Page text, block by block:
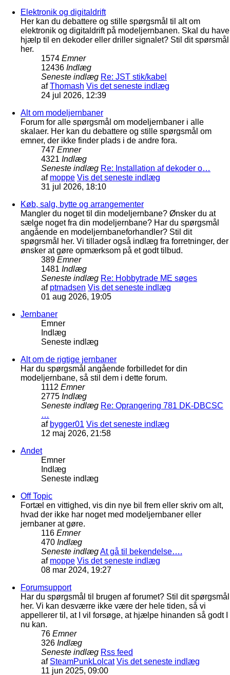
Elektronik og digitaldrift
Her kan du debattere og stille spørgsmål til alt om
elektronik og digitaldrift på modeljernbanen. Skal du have
hjælp til en dekoder eller driller signalet? Stil dit spørsmål
her.
1574 Emner
12436 Indlæg
Seneste indlæg Re: JST stik/kabel
afThomash Vis det seneste indlæg
24 jul 2026, 12:39
Alt om modeljernbaner
Forum for alle spørgsmål om modeljernbaner i alle
skalaer. Her kan du debattere og stille spørgsmål om
emner, der ikke finder plads i de andre fora.
747 Emner
4321 Indlæg
Seneste indlæg Re: Installation af dekoder o…
af moppe Vis det seneste indlæg
31 jul 2026, 18:10
Køb, salg, bytte og arrangementer
Mangler du noget til din modeljernbane? Ønsker du at
sælge noget fra din modeljernbane? Har du spørgsmål
angående en modeljernbaneforhandler? Stil dit
spøgrsmål her. Vi tillader også indlæg fra forretninger, der
ønsker at gøre opmærksom på et godt tilbud.
389 Emner
1481 Indlæg
Seneste indlæg Re: Hobbytrade ME søges
af ptmadsen Vis det seneste indlæg
01 aug 2026, 19:05
Jernbaner
Emner
Indlæg
Seneste indlæg
Alt om de rigtige jernbaner
Har du spørgsmål angående forbilledet for din
modeljernbane, så stil dem i dette forum.
1112 Emner
2775 Indlæg
Seneste indlæg Re: Oprangering 781 DK-DBCSC
…
af bygger01 Vis det seneste indlæg
12 maj 2026, 21:58
Andet
Emner
Indlæg
Seneste indlæg
Off Topic
Fortæl en vittighed, vis din nye bil frem eller skriv om alt,
hvad der ikke har noget med modeljernbaner eller
jernbaner at gøre.
116 Emner
470 Indlæg
Seneste indlægAt gå til bekendelse….
af moppe Vis det seneste indlæg
08 mar 2024, 19:27
Forumsupport
Har du spørgsmål til brugen af forumet? Stil dit spørgsmål
her. Vi kan desværre ikke være der hele tiden, så vi
appellerer til, at I vil forsøge, at hjælpe hinanden så godt I
nu kan.
76 Emner
326 Indlæg
Seneste indlæg Rss feed
af SteamPunkLolcat Vis det seneste indlæg
11 jun 2025, 09:00